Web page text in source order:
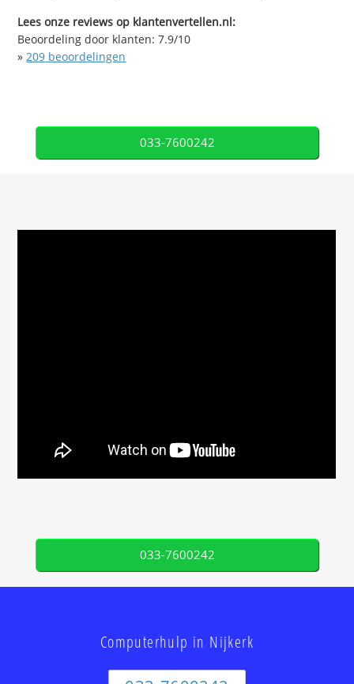
Lees onze reviews op klantenvertellen.nl:
Beoordeling door klanten:7.9/10
»209 beoordelingen
033-7600242
033-7600242
Computerhulp in Nijkerk